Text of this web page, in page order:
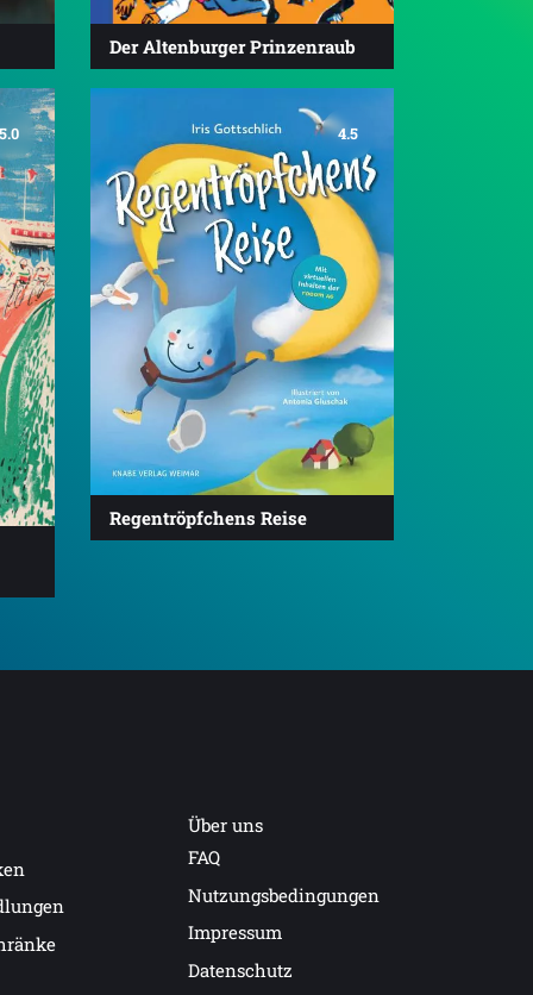
Der Altenburger Prinzenraub
5.0 4.5
Regentröpfchens Reise
Über uns
FAQ
Nutzungsbedingungen
Impressum
Datenschutz